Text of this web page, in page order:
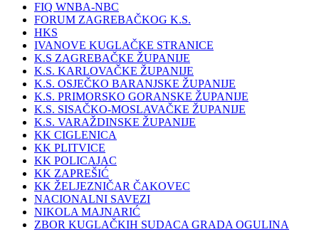
FIQ WNBA-NBC
FORUM ZAGREBAČKOG K.S.
HKS
IVANOVE KUGLAČKE STRANICE
K.S ZAGREBAČKE ŽUPANIJE
K.S. KARLOVAČKE ŽUPANIJE
K.S. OSJEČKO BARANJSKE ŽUPANIJE
K.S. PRIMORSKO GORANSKE ŽUPANIJE
K.S. SISAČKO-MOSLAVAČKE ŽUPANIJE
K.S. VARAŽDINSKE ŽUPANIJE
KK CIGLENICA
KK PLITVICE
KK POLICAJAC
KK ZAPREŠIĆ
KK ŽELJEZNIČAR ČAKOVEC
NACIONALNI SAVEZI
NIKOLA MAJNARIĆ
ZBOR KUGLAČKIH SUDACA GRADA OGULINA